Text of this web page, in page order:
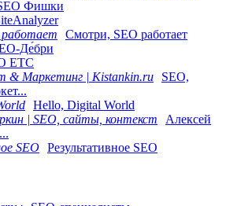
Фишки
Смотри, SEO работает
Де́бри
ETC
SEO,
Hello, Digital World
Алексей
Результативное SEO